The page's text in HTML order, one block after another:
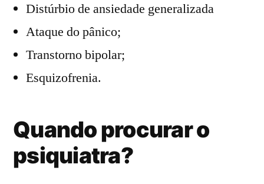
Distúrbio de ansiedade generalizada
Ataque do pânico;
Transtorno bipolar;
Esquizofrenia.
Quando procurar o
psiquiatra?